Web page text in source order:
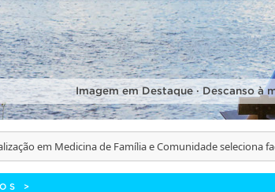
Imagem em Destaque · Descanso à
em Medicina de Família e Comunidade seleciona
>